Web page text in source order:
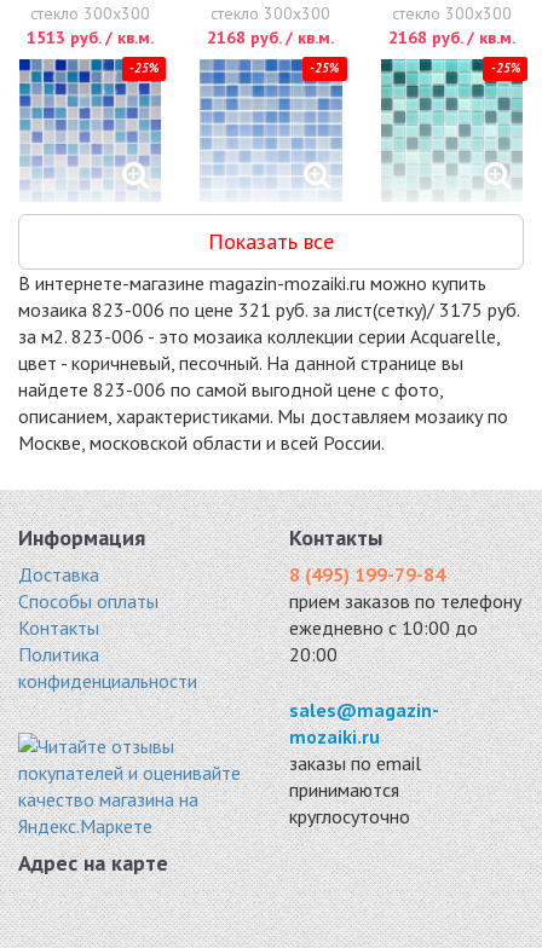
стекло 300x300
1513 руб. / кв.м.
стекло 300x300
2168 руб. / кв.м.
стекло 300x300
2168 руб. / кв.м.
-25%
CH4023PM
2168 руб. / кв.м.
-25%
CH4002PM
стекло 300x300
2168 руб. / кв.м.
-25%
CH4025
2168 руб. / кв.м.
DAO-105-48-4
2476 руб. / кв.м.
DAO-106-23-4
2476 руб. / кв.м.
-15%
2476 руб. / кв.м.
-15%
DAO-104-23-4
стекло 300x300
2476 руб. / кв.м.
-15%
DAO-108-23-4
стекло 300x300
2476 руб. / кв.м.
-15%
DAO-109-23-4
стекло 300x300
2476 руб. / кв.м.
-15%
DAO-103-23-4
стекло 300x300
-11%
RUMBA GREY
стекло 300x300
-15%
HT310
стекло 300x300
Показать все
В интернете-магазине magazin-mozaiki.ru можно купить
мозаика 823-006 по цене 321 руб. за лист(сетку)/ 3175 руб.
за м2. 823-006 - это мозаика коллекции серии Acquarelle,
цвет - коричневый, песочный. На данной странице вы
найдете 823-006 по самой выгодной цене с фото,
описанием, характеристиками. Мы доставляем мозаику по
Москве, московской области и всей России.
Информация
Доставка
Способы оплаты
Контакты
Политика
конфиденциальности
Контакты
8 (495) 199-79-84
прием заказов по телефону
ежедневно с 10:00 до
20:00
sales@magazin-
mozaiki.ru
заказы по email
принимаются
круглосуточно
Адрес на карте